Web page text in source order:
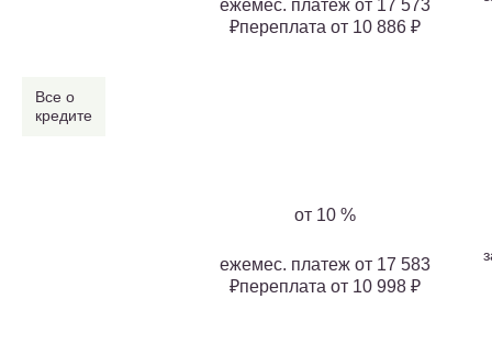
ежемес. платеж от 17 573
₽переплата от 10 886 ₽
Все о
кредите
от 10 %
ежемес. платеж от 17 583
₽переплата от 10 998 ₽